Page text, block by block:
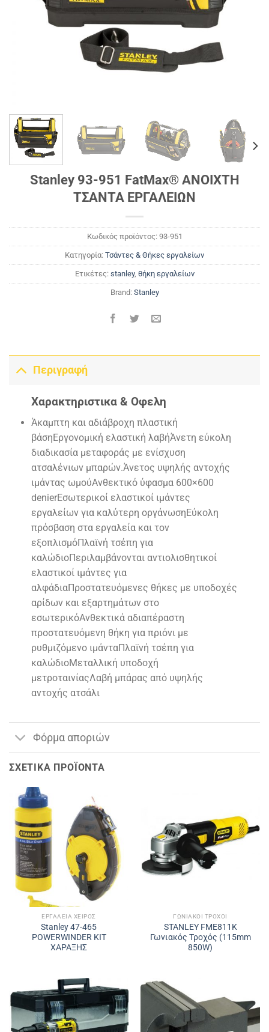
Stanley 93-951 FatMax® ΑΝΟΙΧΤΗ
ΤΣΑΝΤΑ ΕΡΓΑΛΕΙΩΝ
Κωδικός προϊόντος: 93-951
Κατηγορία: Τσάντες & Θήκες εργαλείων
Ετικέτες: stanley, θήκη εργαλείων
Brand: Stanley
Περιγραφή
Χαρακτηριστικα & Οφελη
Άκαμπτη και αδιάβροχη πλαστική
βάσηΕργονομική ελαστική λαβήΆνετη εύκολη
διαδικασία μεταφοράς με ενίσχυση
ατσαλένιων μπαρών.Άνετος υψηλής αντοχής
ιμάντας ωμούΑνθεκτικό ύφασμα 600×600
denierΕσωτερικοί ελαστικοί ιμάντες
εργαλείων για καλύτερη οργάνωσηΕύκολη
πρόσβαση στα εργαλεία και τον
εξοπλισμόΠλαϊνή τσέπη για
καλώδιοΠεριλαμβάνονται αντιολισθητικοί
ελαστικοί ιμάντες για
αλφάδιαΠροστατευόμενες θήκες με υποδοχές
αρίδων και εξαρτημάτων στο
εσωτερικόΑνθεκτικά αδιαπέραστη
προστατευόμενη θήκη για πριόνι με
ρυθμιζόμενο ιμάνταΠλαϊνή τσέπη για
καλώδιοΜεταλλική υποδοχή
μετροταινίαςΛαβή μπάρας από υψηλής
αντοχής ατσάλι
Φόρμα αποριών
ΣΧΕΤΙΚΆ ΠΡΟΪΌΝΤΑ
ΕΡΓΑΛΕΊΑ ΧΕΙΡΌΣ
Stanley 47-465
POWERWINDER ΚΙΤ
ΧΑΡΑΞΗΣ
ΓΩΝΙΑΚΟΊ ΤΡΟΧΟΊ
STANLEY FME811K
Γωνιακός Τροχός (115mm
850W)